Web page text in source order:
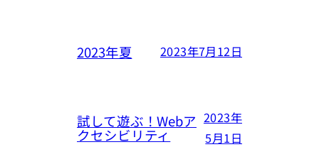
2023年夏 2023年7月12日
試して遊ぶ！Webア
クセシビリティ
2023年
5月1日